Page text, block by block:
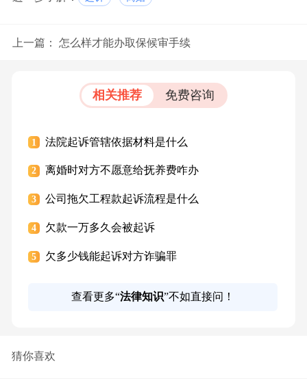
上一篇： 怎么样才能办取保候审手续
相关推荐 免费咨询
1 法院起诉管辖依据材料是什么
2 离婚时对方不愿意给抚养费咋办
3 公司拖欠工程款起诉流程是什么
4 欠款一万多久会被起诉
5 欠多少钱能起诉对方诈骗罪
查看更多“法律知识”不如直接问！
猜你喜欢